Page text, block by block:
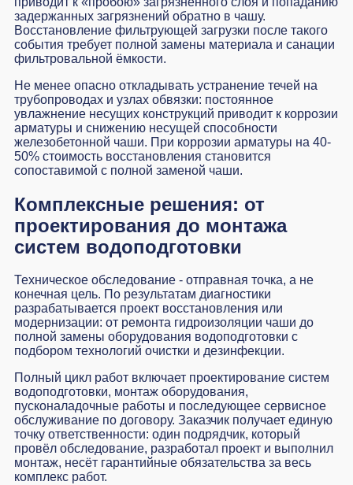
задержанных загрязнений обратно в чашу.
Восстановление фильтрующей загрузки после такого
события требует полной замены материала и санации
фильтровальной ёмкости.
Не менее опасно откладывать устранение течей на
трубопроводах и узлах обвязки: постоянное
увлажнение несущих конструкций приводит к коррозии
арматуры и снижению несущей способности
железобетонной чаши. При коррозии арматуры на 40-
50% стоимость восстановления становится
сопоставимой с полной заменой чаши.
Комплексные решения: от
проектирования до монтажа
систем водоподготовки
Техническое обследование - отправная точка, а не
конечная цель. По результатам диагностики
разрабатывается проект восстановления или
модернизации: от ремонта гидроизоляции чаши до
полной замены оборудования водоподготовки с
подбором технологий очистки и дезинфекции.
Полный цикл работ включает проектирование систем
водоподготовки, монтаж оборудования,
пусконаладочные работы и последующее сервисное
обслуживание по договору. Заказчик получает единую
точку ответственности: один подрядчик, который
провёл обследование, разработал проект и выполнил
монтаж, несёт гарантийные обязательства за весь
комплекс работ.